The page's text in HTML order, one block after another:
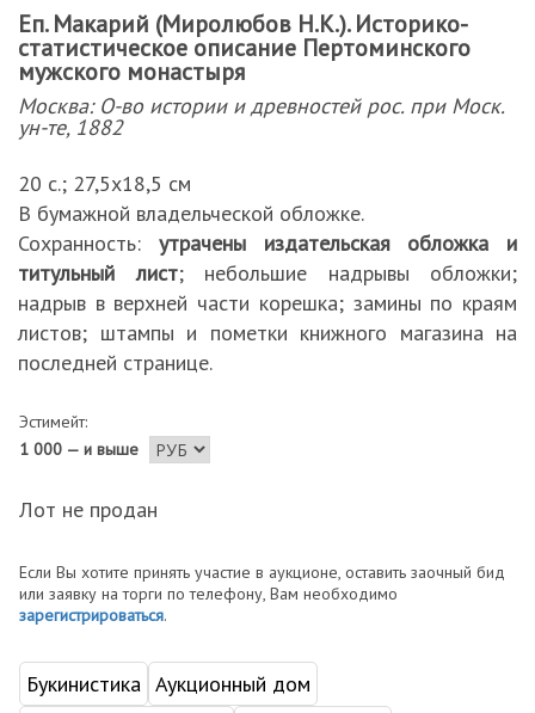
Еп. Макарий (Миролюбов Н.К.). Историко-
статистическое описание Пертоминского
мужского монастыря
Москва: О-во истории и древностей рос. при Моск.
ун-те, 1882
20 с.; 27,5х18,5 см
В бумажной владельческой обложке.
Сохранность: утрачены издательская обложка и
титульный лист; небольшие надрывы обложки;
надрыв в верхней части корешка; замины по краям
листов; штампы и пометки книжного магазина на
последней странице.
Эстимейт:
1 000 — и выше
Лот не продан
Если Вы хотите принять участие в аукционе, оставить заочный бид
или заявку на торги по телефону, Вам необходимо
зарегистрироваться.
Букинистика Аукционный дом